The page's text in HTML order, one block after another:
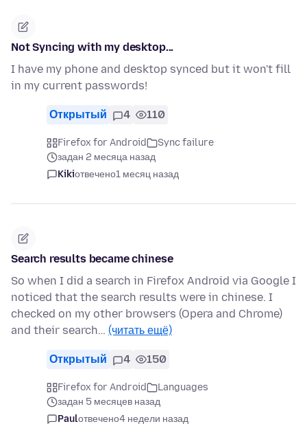
Not Syncing with my desktop...
I have my phone and desktop synced but it won't fill
in my current passwords!
Открытый 4 110
Firefox for Android
Sync failure
задан 2 месяца назад
Kikiотвечено1 месяц назад
Search results became chinese
So when I did a search in Firefox Android via Google I
noticed that the search results were in chinese. I
checked on my other browsers (Opera and Chrome)
and their search… (читать ещё)
Открытый 4 150
Firefox for Android
Languages
задан 5 месяцев назад
Paulотвечено4 недели назад